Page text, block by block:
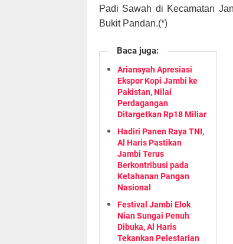
Padi Sawah di Kecamatan
Bukit Pandan.(*)
Baca juga:
Ariansyah Apresiasi
Ekspor Kopi Jambi ke
Pakistan, Nilai
Perdagangan
Ditargetkan Rp18 Miliar
Hadiri Panen Raya TNI,
Al Haris Pastikan
Jambi Terus
Berkontribusi pada
Ketahanan Pangan
Nasional
Festival Jambi Elok
Nian Sungai Penuh
Dibuka, Al Haris
Tekankan Pelestarian